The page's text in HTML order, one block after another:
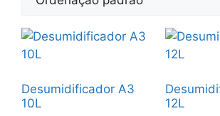
Desumidificador A3
10L
12L